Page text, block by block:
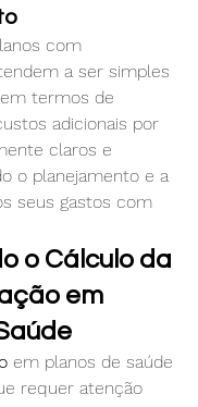
com
a ser simples
termos de
adicionais por
claros e
o planejamento e a
seus gastos com
o Cálculo da
em
em planos de saúde
requer atenção